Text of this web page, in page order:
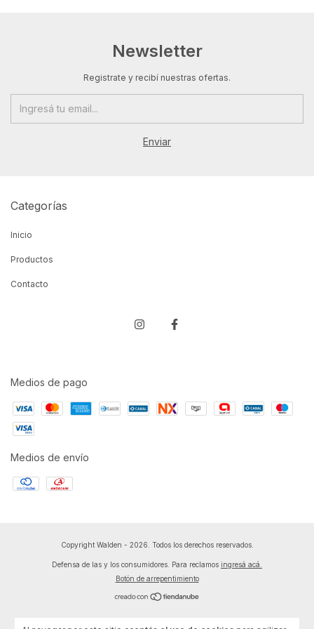
Newsletter
Registrate y recibí nuestras ofertas.
Categorías
Inicio
Productos
Contacto
Medios de pago
Medios de envío
Copyright Walden - 2026. Todos los derechos reservados.
Defensa de las y los consumidores. Para reclamos ingresá acá.
Botón de arrepentimiento